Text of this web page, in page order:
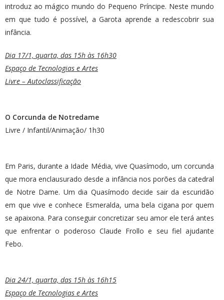
introduz ao mágico mundo do Pequeno Príncipe. Neste mundo
em que tudo é possível, a Garota aprende a redescobrir sua
infância.
Dia 17/1, quarta, das 15h às 16h30
Espaço de Tecnologias e Artes
Livre – Autoclassificação
O Corcunda de Notredame
Livre / Infantil/Animação/ 1h30
Em Paris, durante a Idade Média, vive Quasímodo, um corcunda
que mora enclausurado desde a infância nos porões da catedral
de Notre Dame. Um dia Quasímodo decide sair da escuridão
em que vive e conhece Esmeralda, uma bela cigana por quem
se apaixona. Para conseguir concretizar seu amor ele terá antes
que enfrentar o poderoso Claude Frollo e seu fiel ajudante
Febo.
Dia 24/1, quarta, das 15h às 16h15
Espaço de Tecnologias e Artes